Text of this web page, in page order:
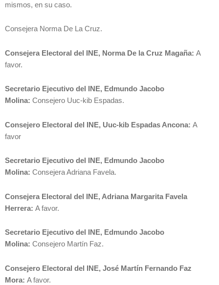
mismos, en su caso.
Consejera Norma De La Cruz.
Consejera Electoral del INE, Norma De la Cruz Magaña: A
favor.
Secretario Ejecutivo del INE, Edmundo Jacobo
Molina: Consejero Uuc-kib Espadas.
Consejero Electoral del INE, Uuc-kib Espadas Ancona: A
favor
Secretario Ejecutivo del INE, Edmundo Jacobo
Molina: Consejera Adriana Favela.
Consejera Electoral del INE, Adriana Margarita Favela
Herrera: A favor.
Secretario Ejecutivo del INE, Edmundo Jacobo
Molina: Consejero Martín Faz.
Consejero Electoral del INE, José Martín Fernando Faz
Mora: A favor.